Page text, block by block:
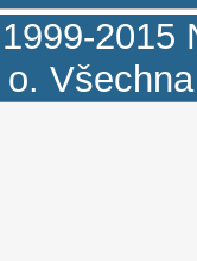
2015
o.